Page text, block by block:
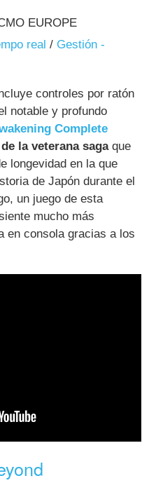
EUROPE
real / Gestión -
controles por ratón
notable y profundo
Complete
la veterana sagaque
longevidad en la que
de Japón durante el
un juego de esta
mucho más
en consola gracias a los